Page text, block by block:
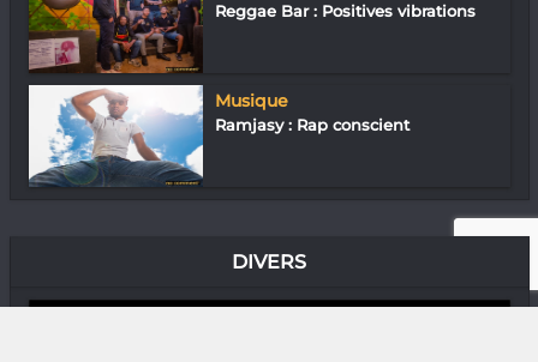
Reggae Bar : Positives vibrations
Musique
Ramjasy : Rap conscient
DIVERS